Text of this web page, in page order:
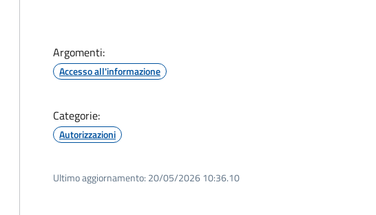
Argomenti:
Accesso all'informazione
Categorie:
Autorizzazioni
Ultimo aggiornamento: 20/05/2026 10:36.10